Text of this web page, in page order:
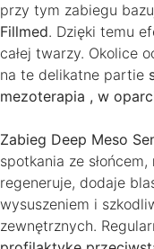
przy tym zabiegu
Fillmed. Dzięki temu
całej twarzy. Okolice
na te delikatne partie
mezoterapia , w
Zabieg Deep Meso
spotkania ze słońcem,
regeneruje, dodaje
wysuszeniem i
zewnętrznych.